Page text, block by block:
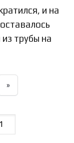
и на
трубы на
»